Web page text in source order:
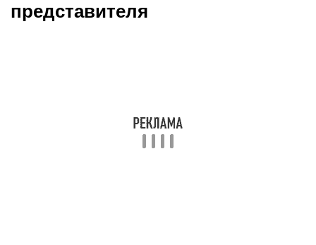
представителя